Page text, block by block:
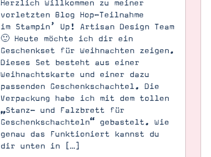
SUCHE
Herzlich Willkommen zu meiner
vorletzten Blog Hop-Teilnahme
im Stampin’ Up! Artisan Design Team
🙂 Heute möchte ich dir ein
Geschenkset für Weihnachten zeigen.
Dieses Set besteht aus einer
Weihnachtskarte und einer dazu
passenden Geschenkschachtel. Die
Verpackung habe ich mit dem tollen
„Stanz- und Falzbrett für
Geschenkschachteln“ gebastelt. Wie
genau das Funktioniert kannst du
dir unten in […]